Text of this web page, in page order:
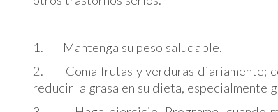
1. Mantenga su peso saludable.
2. Coma frutas y verduras diariamente;
reducir la grasa en su dieta, especialmente